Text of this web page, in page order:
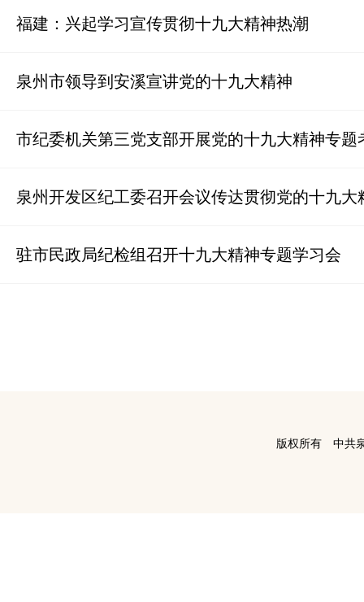
福建：兴起学习宣传贯彻十九大精神热潮
泉州市领导到安溪宣讲党的十九大精神
市纪委机关第三党支部开展党的十九大精神专题
泉州开发区纪工委召开会议传达贯彻党的十九大
驻市民政局纪检组召开十九大精神专题学习会
版权所有 中共